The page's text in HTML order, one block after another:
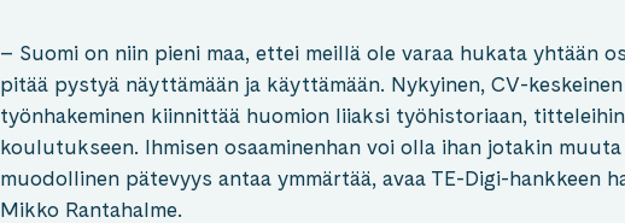
– Suomi on niin pieni maa, ettei meillä ole varaa hukata yhtään
pitää pystyä näyttämään ja käyttämään. Nykyinen, CV-keskeinen
työnhakeminen kiinnittää huomion liiaksi työhistoriaan,
koulutukseen. Ihmisen osaaminenhan voi olla ihan jotakin
muodollinen pätevyys antaa ymmärtää, avaa TE-Digi-hankkeen
Mikko Rantahalme.